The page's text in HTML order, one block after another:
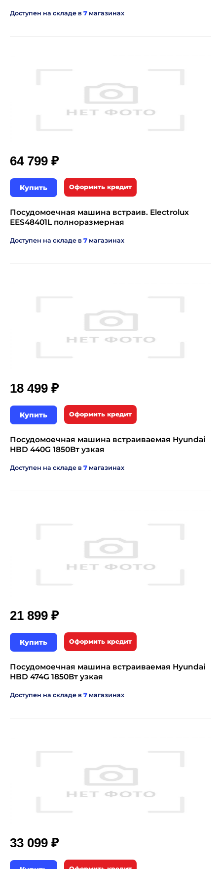
Доступен на складе в 7 магазинах
64 799 ₽
Купить Оформить кредит
Посудомоечная машина встраив. Electrolux
EES48401L полноразмерная
Доступен на складе в 7 магазинах
18 499 ₽
Купить Оформить кредит
Посудомоечная машина встраиваемая Hyundai
HBD 440G 1850Вт узкая
Доступен на складе в 7 магазинах
21 899 ₽
Купить Оформить кредит
Посудомоечная машина встраиваемая Hyundai
HBD 474G 1850Вт узкая
Доступен на складе в 7 магазинах
33 099 ₽